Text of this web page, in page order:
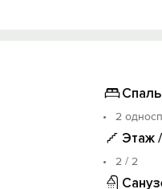
2
Этаж
2 / 2